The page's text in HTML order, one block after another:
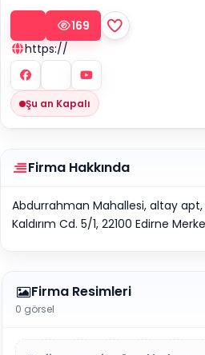
169
https://
Şu an Kapalı
Firma Hakkında
Abdurrahman Mahallesi, altay
Kaldırım Cd. 5/1, 22100 Edirne
Firma Resimleri
0 görsel